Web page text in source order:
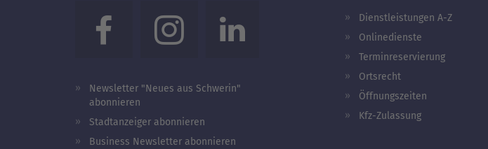
Newsletter "Neues aus Schwerin"
abonnieren
Stadtanzeiger abonnieren
Business Newsletter abonnieren
Dienstleistungen A-Z
Onlinedienste
Terminreservierung
Ortsrecht
Öffnungszeiten
Kfz-Zulassung